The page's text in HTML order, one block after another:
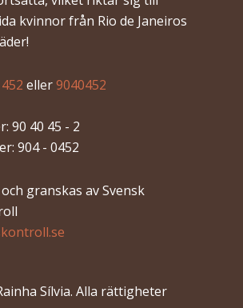
kvinnor från Rio de Janeiros
eller9040452
90 40 45 - 2
904 - 0452
granskas av Svensk
Sílvia. Alla rättigheter